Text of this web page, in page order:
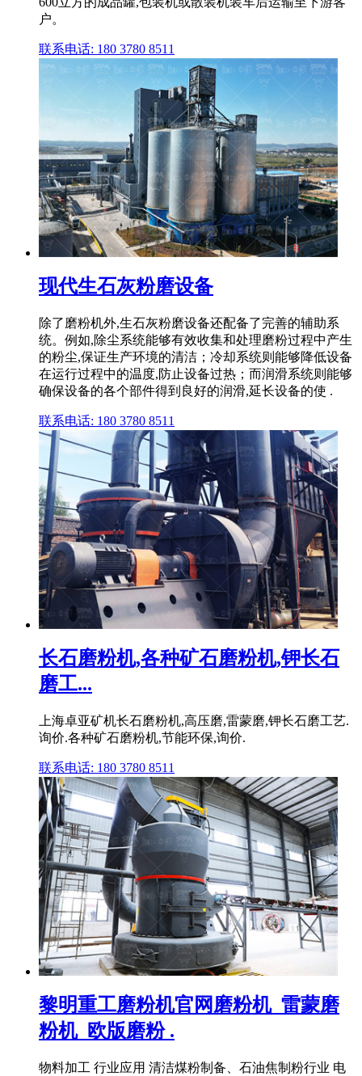
户。
联系电话: 180 3780 8511
现代生石灰粉磨设备
除了磨粉机外,生石灰粉磨设备还配备了完善的辅助系
统。例如,除尘系统能够有效收集和处理磨粉过程中产生
的粉尘,保证生产环境的清洁；冷却系统则能够降低设备
在运行过程中的温度,防止设备过热；而润滑系统则能够
确保设备的各个部件得到良好的润滑,延长设备的使 .
联系电话: 180 3780 8511
长石磨粉机,各种矿石磨粉机,钾长石
磨工...
上海卓亚矿机长石磨粉机,高压磨,雷蒙磨,钾长石磨工艺.
询价.各种矿石磨粉机,节能环保,询价.
联系电话: 180 3780 8511
黎明重工磨粉机官网磨粉机_雷蒙磨
粉机_欧版磨粉 .
物料加工 行业应用 清洁煤粉制备、石油焦制粉行业 电